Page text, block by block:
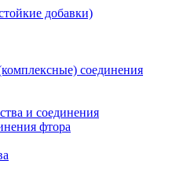
добавки)
соединения
и соединения
фтора